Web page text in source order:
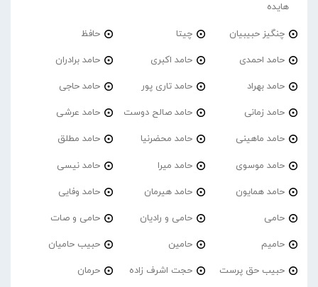
هایده
چنگیز حبیبیان چیتا حافظ
حامد احمدی حامد اکبری حامد برادران
حامد بهراد حامد تاری پور حامد حاجی
حامد زمانی حامد صالح دوست حامد عرشی
حامد ماهینی حامد محضرنیا حامد مطلق
حامد موسوی حامد میرا حامد نیسی
حامد همایون حامد هیرمان حامد وفایی
حامی حامی و رادیان حامی و صات
حامیم حامین حبیب حامیان
حبیب حق پرست حجت اشرف زاده حرمان